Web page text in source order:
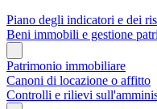
Piano degli indicatori e dei
Beni immobili e gestione
Patrimonio immobiliare
Canoni di locazione o affitto
Controlli e rilievi